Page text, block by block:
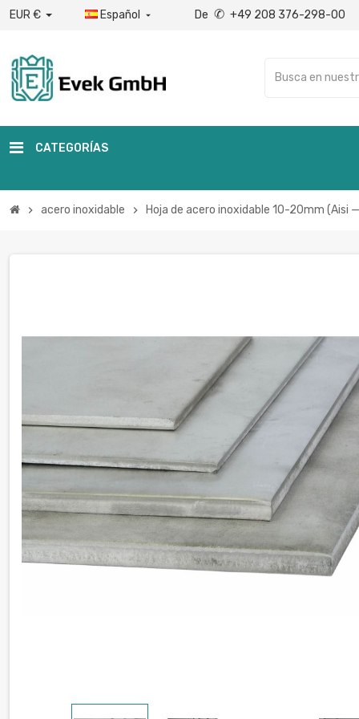
EUR € Español  De ✆ +49 208 376-298-00
CATEGORÍAS
chevron_right acero inoxidable chevron_right Hoja de acero inoxidable 10-20mm (Aisi